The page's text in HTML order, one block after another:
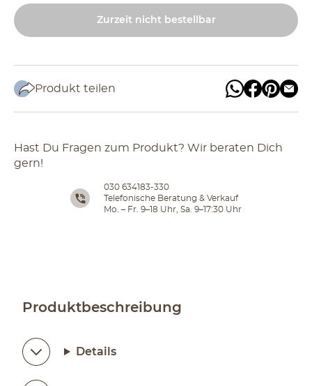
Zurzeit nicht bestellbar
Produkt teilen
Hast Du Fragen zum Produkt? Wir beraten Dich
gern!
030 634183-330
Telefonische Beratung & Verkauf
Mo. – Fr. 9–18 Uhr, Sa. 9–17:30 Uhr
Produktbeschreibung
Details